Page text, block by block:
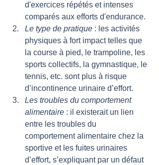
d'exercices répétés et intenses
comparés aux efforts d'endurance.
Le type de pratique : les activités
physiques à fort impact telles que
la course à pied, le trampoline, les
sports collectifs, la gymnastique, le
tennis, etc. sont plus à risque
d’incontinence urinaire d’effort.
Les troubles du comportement
alimentaire : il existerait un lien
entre les troubles du
comportement alimentaire chez la
sportive et les fuites urinaires
d’effort, s’expliquant par un défaut